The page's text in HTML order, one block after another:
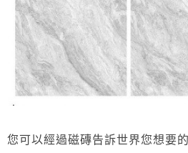
您可以經過磁磚告訴世界您想要